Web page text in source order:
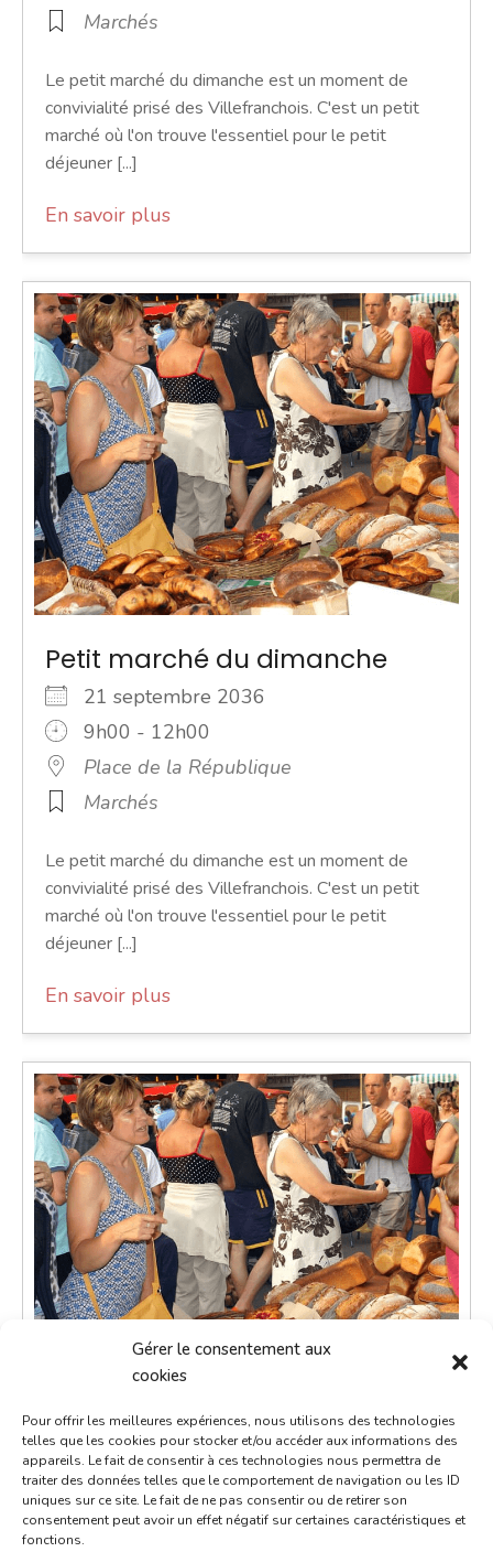
Gérer le consentement aux
cookies
Pour offrir les meilleures expériences, nous utilisons des technologies
telles que les cookies pour stocker et/ou accéder aux informations des
appareils. Le fait de consentir à ces technologies nous permettra de
traiter des données telles que le comportement de navigation ou les ID
uniques sur ce site. Le fait de ne pas consentir ou de retirer son
consentement peut avoir un effet négatif sur certaines caractéristiques et
fonctions.
Marchés
Le petit marché du dimanche est un moment de
convivialité prisé des Villefranchois. C'est un petit
marché où l'on trouve l'essentiel pour le petit
déjeuner [...]
En savoir plus
Petit marché du dimanche
21 septembre 2036
9h00 - 12h00
Place de la République
Marchés
Le petit marché du dimanche est un moment de
convivialité prisé des Villefranchois. C'est un petit
marché où l'on trouve l'essentiel pour le petit
déjeuner [...]
En savoir plus
Petit marché du dimanche
28 septembre 2036
9h00 - 12h00